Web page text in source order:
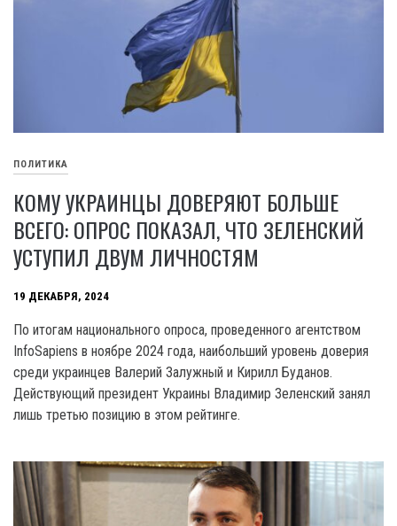
ПОЛИТИКА
КОМУ УКРАИНЦЫ ДОВЕРЯЮТ БОЛЬШЕ
ВСЕГО: ОПРОС ПОКАЗАЛ, ЧТО ЗЕЛЕНСКИЙ
УСТУПИЛ ДВУМ ЛИЧНОСТЯМ
19 ДЕКАБРЯ, 2024
По итогам национального опроса, проведенного агентством
InfoSapiens в ноябре 2024 года, наибольший уровень доверия
среди украинцев Валерий Залужный и Кирилл Буданов.
Действующий президент Украины Владимир Зеленский занял
лишь третью позицию в этом рейтинге.